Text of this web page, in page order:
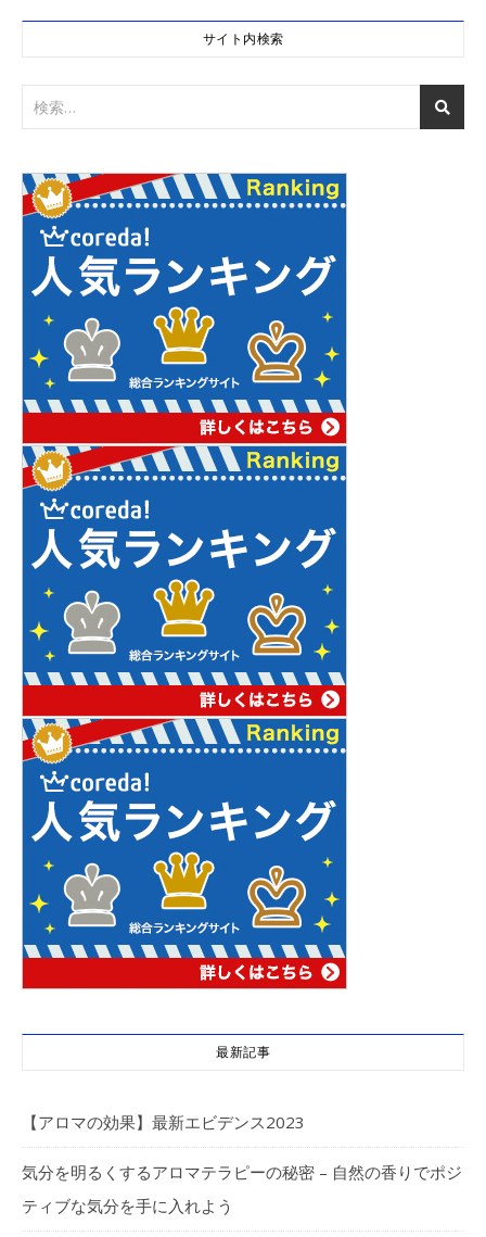
サイト内検索
最新記事
【アロマの効果】最新エビデンス2023
気分を明るくするアロマテラピーの秘密 – 自然の香りでポジ
ティブな気分を手に入れよう